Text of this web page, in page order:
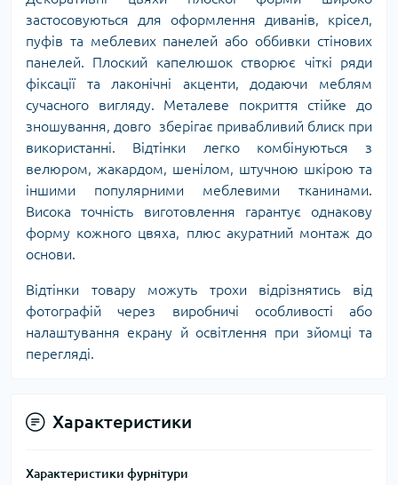
застосовуються для оформлення диванів, крісел,
пуфів та меблевих панелей або оббивки стінових
панелей. Плоский капелюшок створює чіткі ряди
фіксації та лаконічні акценти, додаючи меблям
сучасного вигляду. Металеве покриття стійке до
зношування, довго зберігає привабливий блиск при
використанні. Відтінки легко комбінуються з
велюром, жакардом, шенілом, штучною шкірою та
іншими популярними меблевими тканинами.
Висока точність виготовлення гарантує однакову
форму кожного цвяха, плюс акуратний монтаж до
основи.
Відтінки товару можуть трохи відрізнятись від
фотографій через виробничі особливості або
налаштування екрану й освітлення при зйомці та
перегляді.
Характеристики
Характеристики фурнітури